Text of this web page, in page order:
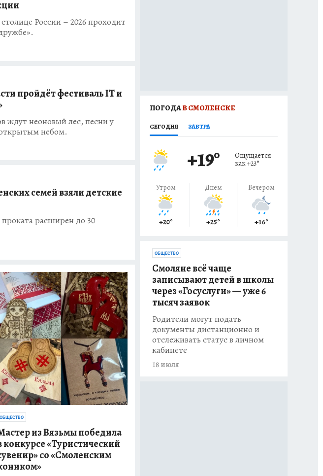
России – 2026 проходит
пройдёт фестиваль IT и
ждут неоновый лес, песни у
небом.
семей взяли детские
расширен до 30
ОБЩЕСТВО
из Вязьмы победила
конкурсе «Туристический
со «Смоленским
ПОГОДАВ СМОЛЕНСКЕ
СЕГОДНЯ ЗАВТРА
+19°
Ощущается
как+23°
Утром
+20°
Днем
+25°
Вечером
+16°
ОБЩЕСТВО
Смоляне всё чаще
записывают детей в школы
через «Госуслуги» — уже 6
тысяч заявок
Родители могут подать
документы дистанционно и
отслеживать статус в личном
кабинете
18 июля